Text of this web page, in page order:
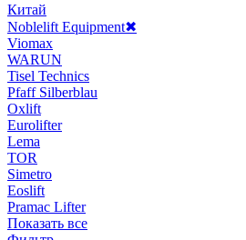
Китай
Noblelift Equipment✖
Viomax
WARUN
Tisel Technics
Pfaff Silberblau
Oxlift
Eurolifter
Lema
TOR
Simetro
Eoslift
Pramac Lifter
Показать все